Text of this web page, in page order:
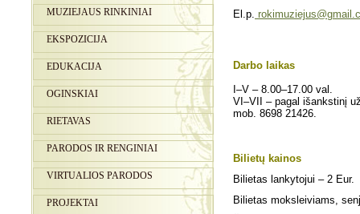
MUZIEJAUS RINKINIAI
EKSPOZICIJA
EDUKACIJA
OGINSKIAI
RIETAVAS
PARODOS IR RENGINIAI
VIRTUALIOS PARODOS
PROJEKTAI
El.p.
Darbo laikas
I–V – 8.00–17.00 val.
VI–VII – pagal išankstinį
mob. 8698 21426.
Bilietų kainos
Bilietas lankytojui – 2 Eur.
Bilietas moksleiviams,